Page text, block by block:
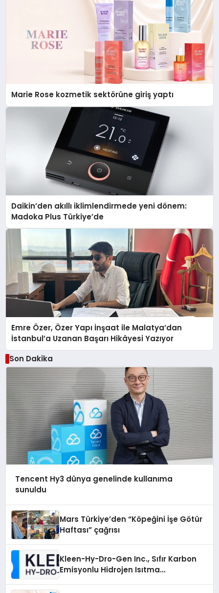
Marie Rose kozmetik sektörüne giriş yaptı
Daikin’den akıllı iklimlendirmede yeni dönem:
Madoka Plus Türkiye’de
Emre Özer, Özer Yapı İnşaat ile Malatya’dan
İstanbul’a Uzanan Başarı Hikâyesi Yazıyor
Son Dakika
Tencent Hy3 dünya genelinde kullanıma
sunuldu
Mars Türkiye’den “Köpeğini İşe Götür
Haftası” çağrısı
Kleen-Hy-Dro-Gen Inc., Sıfır Karbon
Emisyonlu Hidrojen Isıtma